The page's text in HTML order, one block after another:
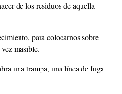
de los residuos de aquella
para colocarnos sobre
inasible.
una trampa, una línea de fuga